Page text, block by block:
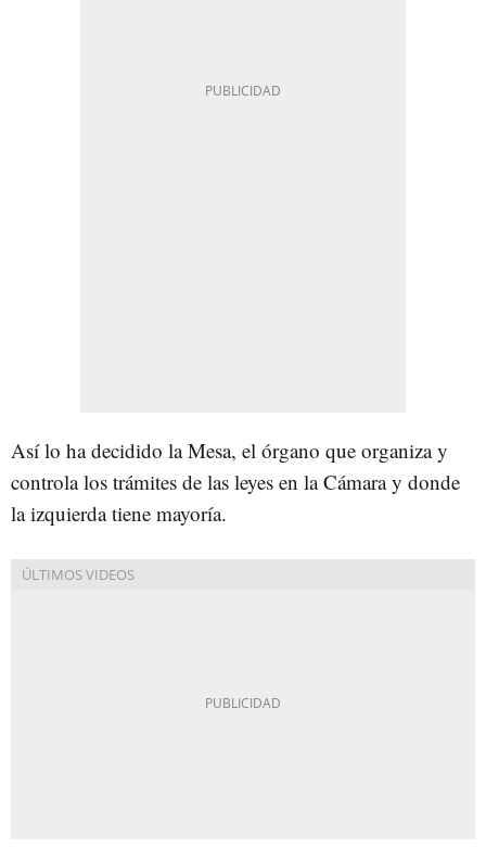
Así lo ha decidido la Mesa, el órgano que organiza y
controla los trámites de las leyes en la Cámara y donde
la izquierda tiene mayoría.